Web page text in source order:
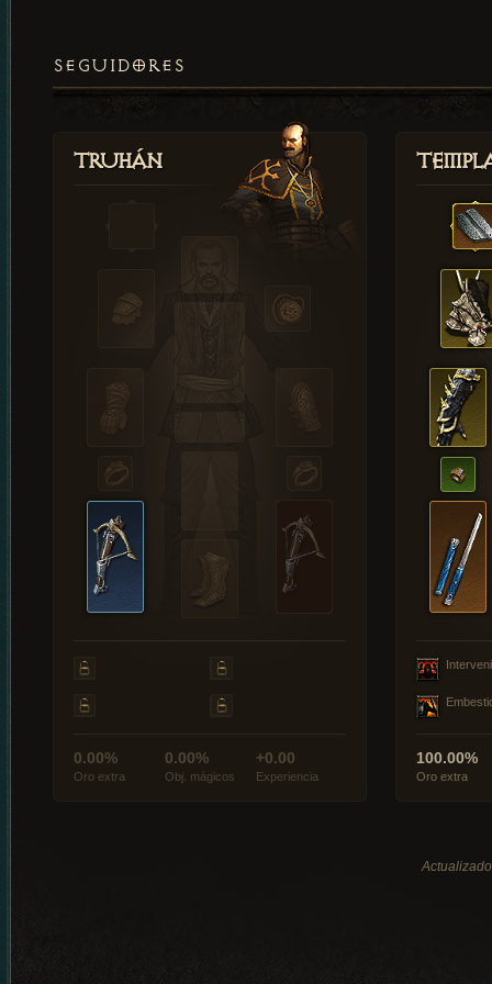
SEGUIDORES
Truhán
0.00%
Oro extra
0.00%
Obj. mágicos
+0.00
Experiencia
100.00%
Oro extra